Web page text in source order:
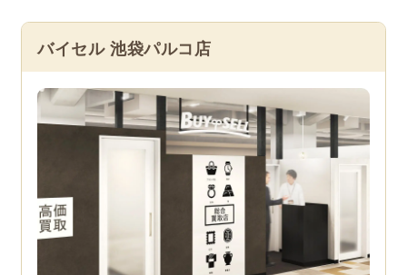
バイセル 池袋パルコ店